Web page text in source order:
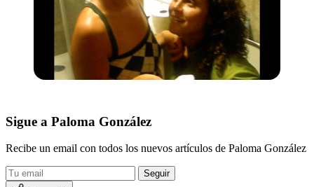
Sigue a Paloma González
Recibe un email con todos los nuevos artículos de Paloma González